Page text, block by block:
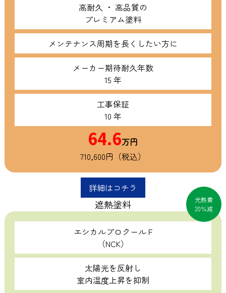
高耐久 ・ 高品質の
プレミアム塗料
メンテナンス周期を長くしたい方に
メーカー期待耐久年数
15 年
工事保証
10 年
64.6万円
710,600円（税込）
詳細はコチラ
遮熱塗料
光熱費
20％減
エシカルプロクール F
（NCK）
太陽光を反射し
室内温度上昇を抑制